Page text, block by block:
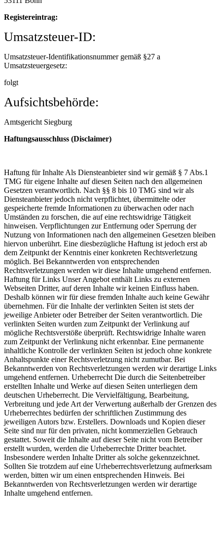
Registereintrag:
Umsatzsteuer-ID:
Umsatzsteuer-Identifikationsnummer gemäß §27 a
Umsatzsteuergesetz:
folgt
Aufsichtsbehörde:
Amtsgericht Siegburg
Haftungsausschluss (Disclaimer)
Haftung für Inhalte Als Diensteanbieter sind wir gemäß § 7 Abs.1
TMG für eigene Inhalte auf diesen Seiten nach den allgemeinen
Gesetzen verantwortlich. Nach §§ 8 bis 10 TMG sind wir als
Diensteanbieter jedoch nicht verpflichtet, übermittelte oder
gespeicherte fremde Informationen zu überwachen oder nach
Umständen zu forschen, die auf eine rechtswidrige Tätigkeit
hinweisen. Verpflichtungen zur Entfernung oder Sperrung der
Nutzung von Informationen nach den allgemeinen Gesetzen bleiben
hiervon unberührt. Eine diesbezügliche Haftung ist jedoch erst ab
dem Zeitpunkt der Kenntnis einer konkreten Rechtsverletzung
möglich. Bei Bekanntwerden von entsprechenden
Rechtsverletzungen werden wir diese Inhalte umgehend entfernen.
Haftung für Links Unser Angebot enthält Links zu externen
Webseiten Dritter, auf deren Inhalte wir keinen Einfluss haben.
Deshalb können wir für diese fremden Inhalte auch keine Gewähr
übernehmen. Für die Inhalte der verlinkten Seiten ist stets der
jeweilige Anbieter oder Betreiber der Seiten verantwortlich. Die
verlinkten Seiten wurden zum Zeitpunkt der Verlinkung auf
mögliche Rechtsverstöße überprüft. Rechtswidrige Inhalte waren
zum Zeitpunkt der Verlinkung nicht erkennbar. Eine permanente
inhaltliche Kontrolle der verlinkten Seiten ist jedoch ohne konkrete
Anhaltspunkte einer Rechtsverletzung nicht zumutbar. Bei
Bekanntwerden von Rechtsverletzungen werden wir derartige Links
umgehend entfernen. Urheberrecht Die durch die Seitenbetreiber
erstellten Inhalte und Werke auf diesen Seiten unterliegen dem
deutschen Urheberrecht. Die Vervielfältigung, Bearbeitung,
Verbreitung und jede Art der Verwertung außerhalb der Grenzen des
Urheberrechtes bedürfen der schriftlichen Zustimmung des
jeweiligen Autors bzw. Erstellers. Downloads und Kopien dieser
Seite sind nur für den privaten, nicht kommerziellen Gebrauch
gestattet. Soweit die Inhalte auf dieser Seite nicht vom Betreiber
erstellt wurden, werden die Urheberrechte Dritter beachtet.
Insbesondere werden Inhalte Dritter als solche gekennzeichnet.
Sollten Sie trotzdem auf eine Urheberrechtsverletzung aufmerksam
werden, bitten wir um einen entsprechenden Hinweis. Bei
Bekanntwerden von Rechtsverletzungen werden wir derartige
Inhalte umgehend entfernen.